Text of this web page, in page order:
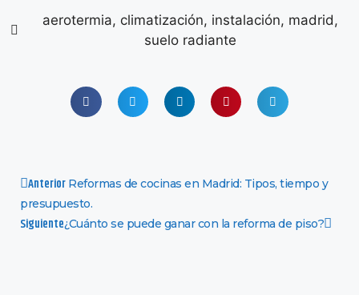
aerotermia, climatización, instalación, madrid,
suelo radiante
Anterior Reformas de cocinas en Madrid: Tipos, tiempo y
presupuesto.
Siguiente¿Cuánto se puede ganar con la reforma de piso?